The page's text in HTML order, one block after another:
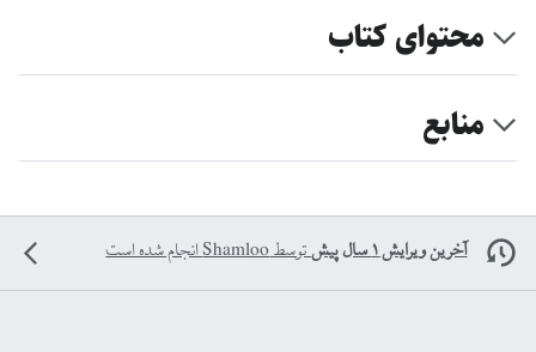
محتوای کتاب
منابع
آخرین ویرایش ۱ سال پیش توسطShamlooانجام شده است